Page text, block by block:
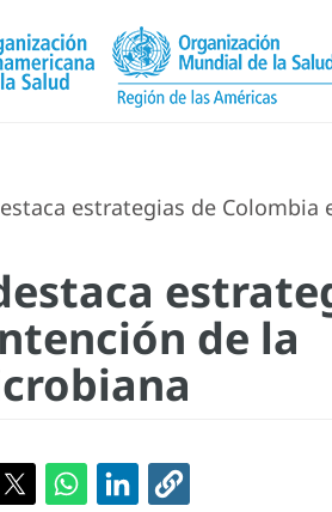
estrategias de
de la